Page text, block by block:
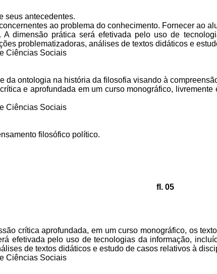
seus antecedentes.
ao problema do conhecimento. Fornecer ao
dimensão prática será efetivada pelo uso de
problematizadoras, análises de textos didáticos e
Ciências Sociais
da ontologia na história da filosofia visando à
e aprofundada em um curso monográfico,
Ciências Sociais
filosófico político.
fl. 05
crítica aprofundada, em um curso monográfico, os
efetivada pelo uso de tecnologias da informação,
de textos didáticos e estudo de casos relativos à
Ciências Sociais